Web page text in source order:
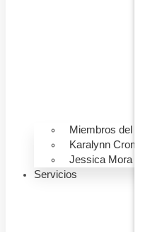
Miembros del Equipo
Karalynn Cromeens
Jessica Mora
Servicios